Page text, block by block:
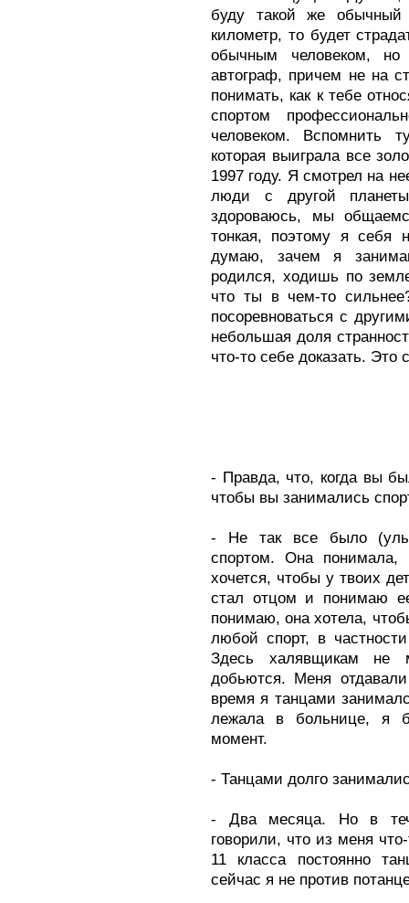
буду такой же обычный
километр, то будет
обычным человеком,
автограф, причем не на
понимать, как к тебе
спортом
человеком. Вспомнить
которая выиграла все
1997 году. Я смотрел на
люди с другой
здороваюсь, мы
тонкая, поэтому я себя
думаю, зачем я
родился, ходишь по
что ты в чем-то
посоревноваться с
небольшая доля
что-то себе доказать.
- Правда, что, когда вы
чтобы вы занимались
- Не так все было
спортом. Она понимала,
хочется, чтобы у твоих
стал отцом и понимаю
понимаю, она хотела,
любой спорт, в
Здесь халявщикам не
добьются. Меня
время я танцами
лежала в больнице, я
момент.
- Танцами долго
- Два месяца. Но в
говорили, что из меня
11 класса постоянно
сейчас я не против